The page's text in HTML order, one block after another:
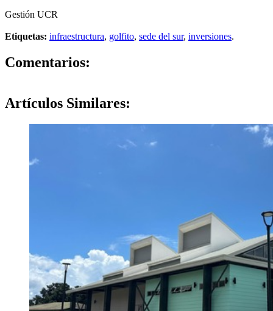
Gestión UCR
Etiquetas: infraestructura, golfito, sede del sur, inversiones.
Comentarios:
Artículos Similares: